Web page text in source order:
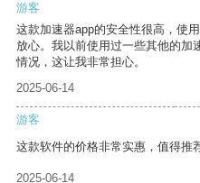
游客
这款加速器app的安全性很高，使
放心。我以前使用过一些其他的加
情况，这让我非常担心。
2025-06-14
游客
这款软件的价格非常实惠，值得推
2025-06-14